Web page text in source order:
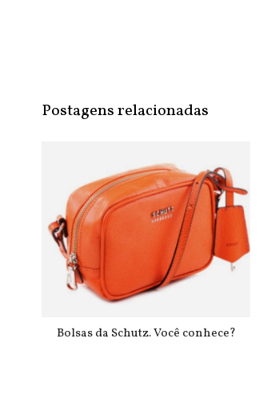
Postagens relacionadas
Bolsas da Schutz. Você conhece?